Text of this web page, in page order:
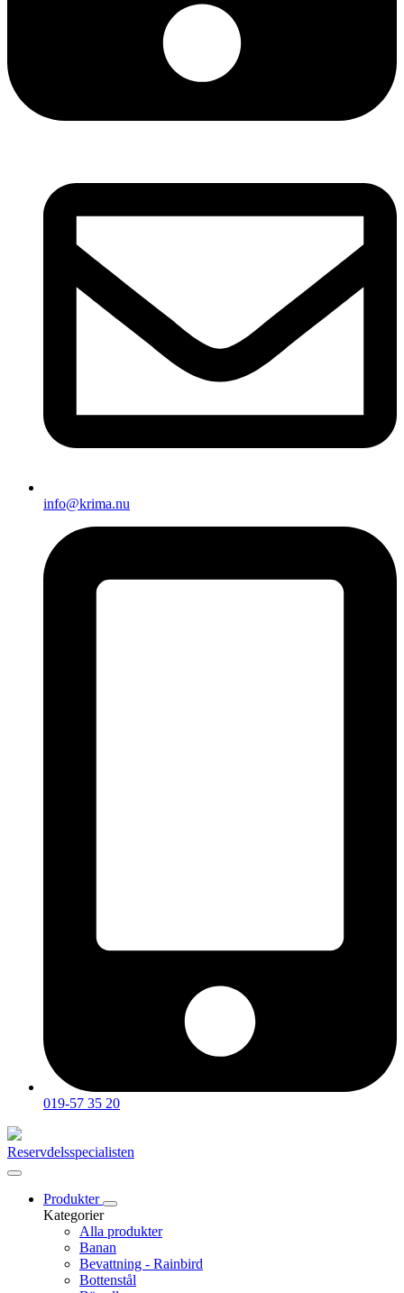
info@krima.nu
019-57 35 20
Reservdelsspecialisten
Produkter
Kategorier
Alla produkter
Banan
Bevattning - Rainbird
Bottenstål